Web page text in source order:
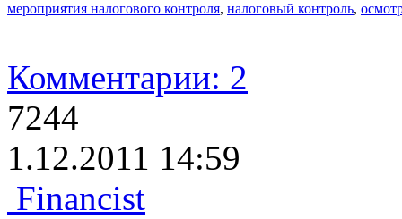
мероприятия налогового контроля, налоговый контроль,
Комментарии: 2
7244
1.12.2011 14:59
Financist